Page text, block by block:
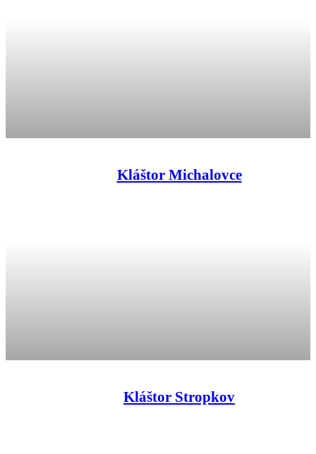
Kláštor Michalovce
Kláštor Stropkov